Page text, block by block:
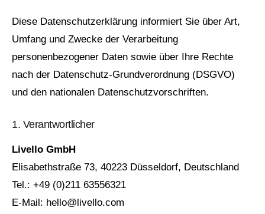
Diese Datenschutzerklärung informiert Sie über Art,
Umfang und Zwecke der Verarbeitung
personenbezogener Daten sowie über Ihre Rechte
nach der Datenschutz‑Grundverordnung (DSGVO)
und den nationalen Datenschutzvorschriften.
1. Verantwortlicher
Livello GmbH
Elisabethstraße 73, 40223 Düsseldorf, Deutschland
Tel.: +49 (0)211 63556321
E‑Mail: hello@livello.com